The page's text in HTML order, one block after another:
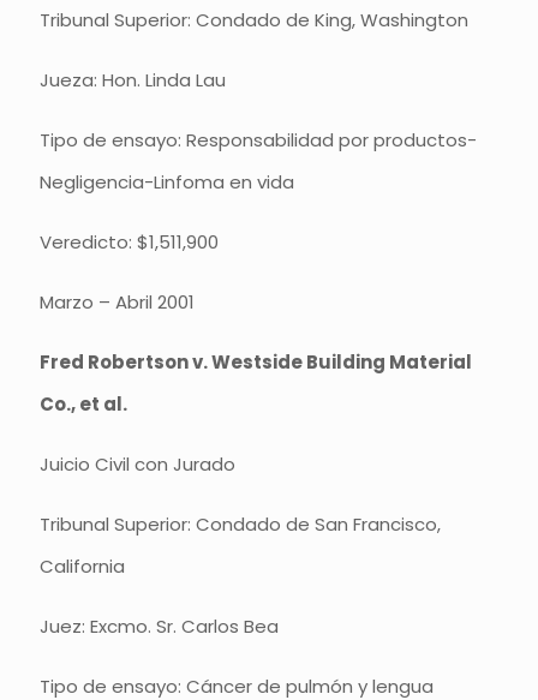
Tribunal Superior: Condado de King, Washington
Jueza: Hon. Linda Lau
Tipo de ensayo: Responsabilidad por productos-
Negligencia-Linfoma en vida
Veredicto: $1,511,900
Marzo – Abril 2001
Fred Robertson v. Westside Building Material
Co., et al.
Juicio Civil con Jurado
Tribunal Superior: Condado de San Francisco,
California
Juez: Excmo. Sr. Carlos Bea
Tipo de ensayo: Cáncer de pulmón y lengua